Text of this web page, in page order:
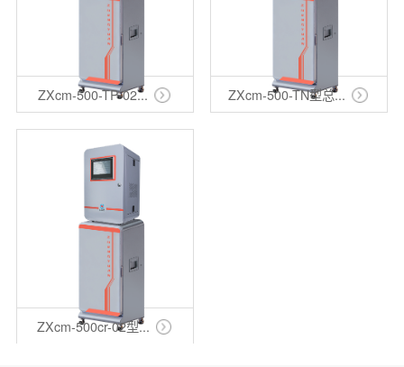
ZXcm-500-TP-02... ZXcm-500-TN型总...
ZXcm-500cr-02型...